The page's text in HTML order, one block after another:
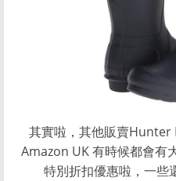
其實啦，其他販賣Hunter
Amazon UK 有時候都會有
特別折扣優惠啦，一些